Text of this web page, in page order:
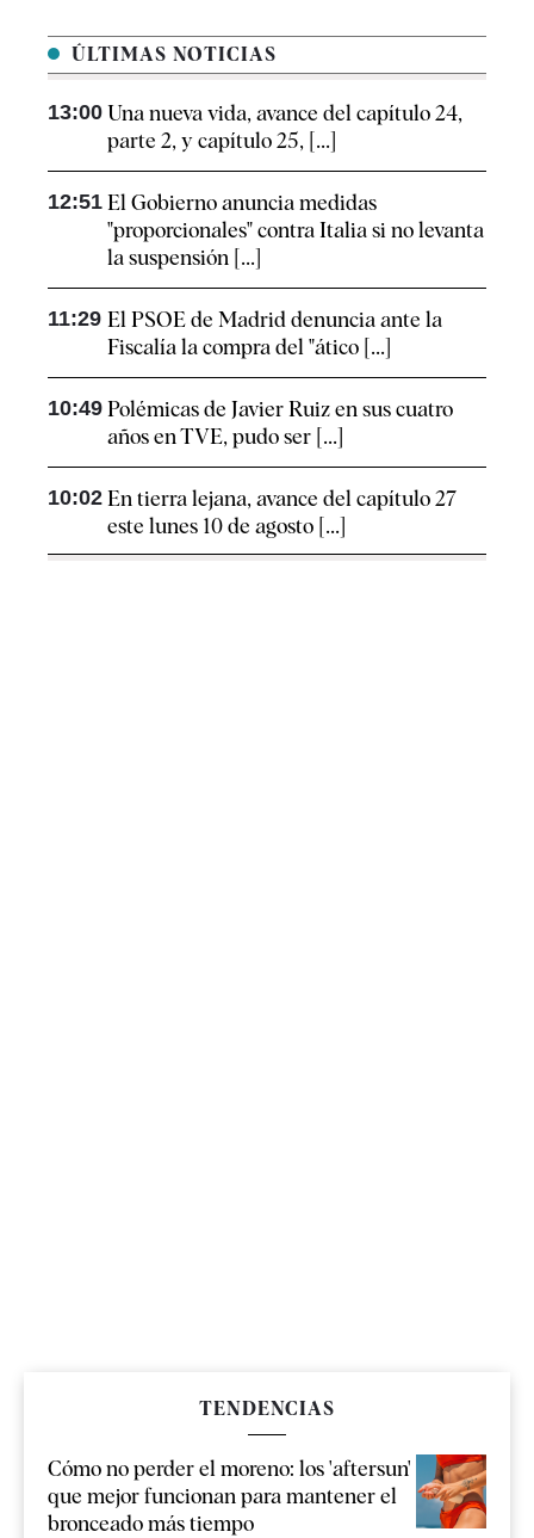
ÚLTIMAS NOTICIAS
13:00 Una nueva vida, avance del capítulo 24,
parte 2, y capítulo 25, [...]
12:51 El Gobierno anuncia medidas
"proporcionales" contra Italia si no levanta
la suspensión [...]
11:29 El PSOE de Madrid denuncia ante la
Fiscalía la compra del "ático [...]
10:49 Polémicas de Javier Ruiz en sus cuatro
años en TVE, pudo ser [...]
10:02 En tierra lejana, avance del capítulo 27
este lunes 10 de agosto [...]
TENDENCIAS
Cómo no perder el moreno: los 'aftersun'
que mejor funcionan para mantener el
bronceado más tiempo